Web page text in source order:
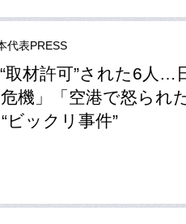
代表PRESS
取材許可”された6人…
機」「空港で怒られ
ビックリ事件”